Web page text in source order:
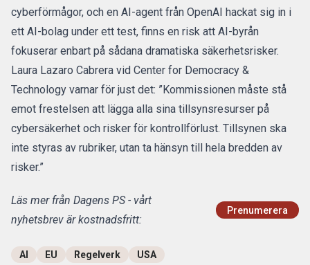
cyberförmågor, och en AI-agent från OpenAI hackat sig in i
ett AI-bolag under ett test, finns en risk att AI-byrån
fokuserar enbart på sådana dramatiska säkerhetsrisker.
Laura Lazaro Cabrera vid Center for Democracy &
Technology varnar för just det: ”Kommissionen måste stå
emot frestelsen att lägga alla sina tillsynsresurser på
cybersäkerhet och risker för kontrollförlust. Tillsynen ska
inte styras av rubriker, utan ta hänsyn till hela bredden av
risker.”
Läs mer från Dagens PS - vårt
nyhetsbrev är kostnadsfritt:
Prenumerera
AI EU Regelverk USA